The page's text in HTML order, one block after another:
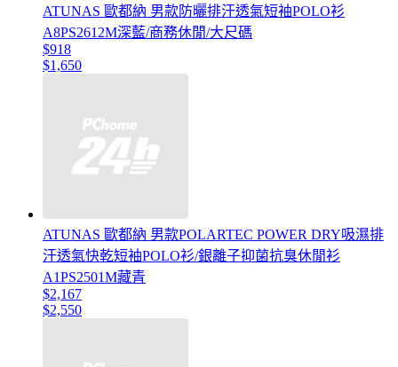
ATUNAS 歐都納 男款防曬排汗透氣短袖POLO衫
A8PS2612M深藍/商務休閒/大尺碼
$918
$1,650
ATUNAS 歐都納 男款POLARTEC POWER DRY吸濕排
汗透氣快乾短袖POLO衫/銀離子抑菌抗臭休閒衫
A1PS2501M藏青
$2,167
$2,550